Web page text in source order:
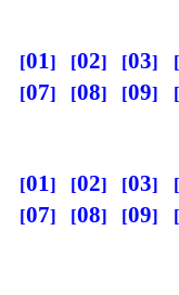
01 02 03
07
08 09
01 02 03
07
08 09